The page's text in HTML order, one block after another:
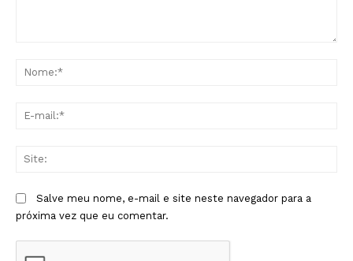
Salve meu nome, e-mail e site neste navegador para a
próxima vez que eu comentar.